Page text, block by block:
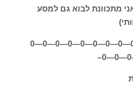
מתכוונת לבוא גם למסע
–0—0—0—0—0—0—0—0—0—0—0—0—0—0